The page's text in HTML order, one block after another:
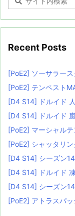
Recent Posts
[PoE2] ソーサラース
[PoE2] テンペスト
[D4 S14] ドルイド
[D4 S14] ドルイド
[PoE2] マーシャル
[PoE2] シャッタリ
[D4 S14] シーズン
[D4 S14] ドルイド
[D4 S14] シーズン
[PoE2] アトラスパ